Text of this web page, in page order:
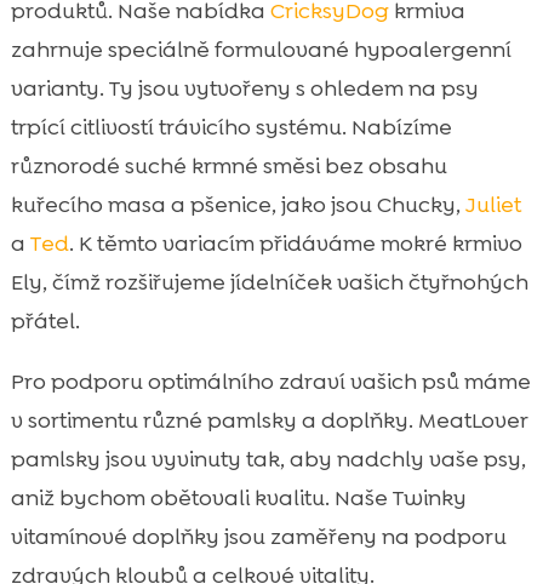
produktů. Naše nabídka CricksyDogkrmiva
zahrnuje speciálně formulované hypoalergenní
varianty. Ty jsou vytvořeny s ohledem na psy
trpící citlivostí trávicího systému. Nabízíme
různorodé suché krmné směsi bez obsahu
kuřecího masa a pšenice, jako jsou Chucky, Juliet
a Ted. K těmto variacím přidáváme mokré krmivo
Ely, čímž rozšiřujeme jídelníček vašich čtyřnohých
přátel.
Pro podporu optimálního zdraví vašich psů máme
v sortimentu různé pamlsky a doplňky. MeatLover
pamlsky jsou vyvinuty tak, aby nadchly vaše psy,
aniž bychom obětovali kvalitu. Naše Twinky
vitamínové doplňky jsou zaměřeny na podporu
zdravých kloubů a celkové vitality.